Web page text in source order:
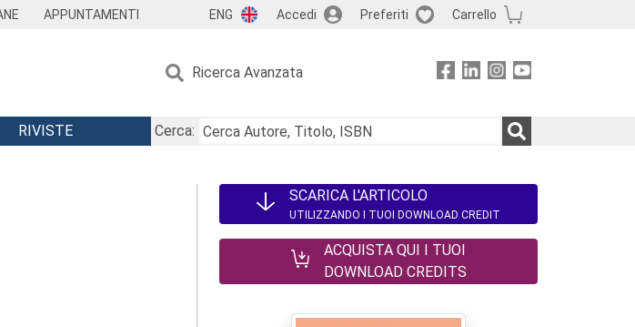
APPUNTAMENTI ENG Accedi Preferiti Carrello
Ricerca Avanzata
RIVISTE
Cerca:
SCARICA L'ARTICOLO
UTILIZZANDO I TUOI DOWNLOAD CREDIT
ACQUISTA QUI I TUOI
DOWNLOAD CREDITS